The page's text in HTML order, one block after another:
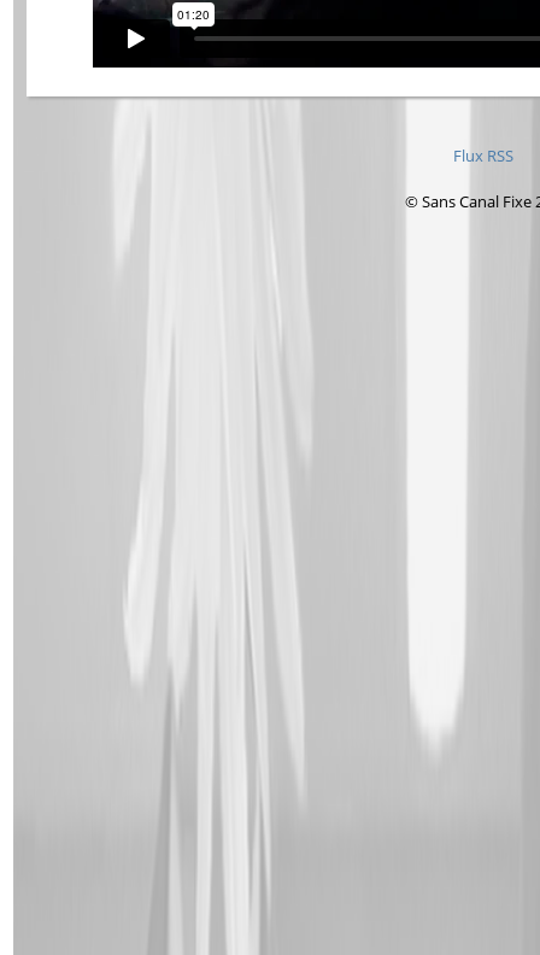
Flux RSS
© Sans Canal Fixe